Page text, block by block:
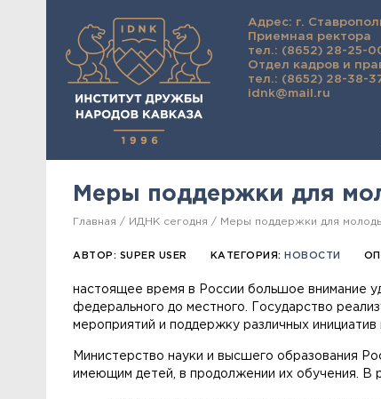
Адрес: г.
Приемная ректора
тел.: (8652) 28-25-
Отдел кадров и
тел.: (8652) 28-38-
idnk@mail.ru
Меры поддержки для
Главная ИДНК сегодня Меры поддержки для
АВТОР: SUPER USER КАТЕГОРИЯ: НОВОСТИ
настоящее время в России большое внимание
федерального до местного. Государство
мероприятий и поддержку различных инициатив
Министерство науки и высшего образования
имеющим детей, в продолжении их обучения.